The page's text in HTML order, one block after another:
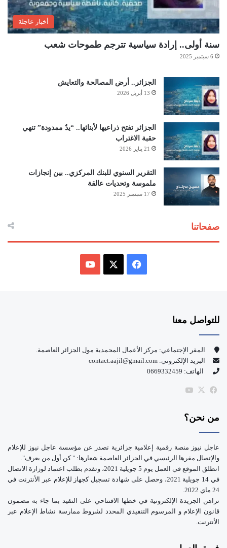
أخبار عاجلة
سنة أولى.. إرادة سياسية تترجم طموحات شعب
6 سبتمبر 2025
الجزائر.. أرض المصالحة والتعايش
13 أبريل 2026
الجزائر تفتح ذراعيها لأبنائها.. “يدٌ ممدودة” تنهي
حقبة الاغتراب
21 يناير 2026
التقرير السنوي للبنك المركزي.. بين إنجازات
ملموسة وتحديات عالقة
17 سبتمبر 2025
صفحاتنا
و
ك
للتواصل معنا
المقر الإجتماعي: مركز الأعمال المحمدية مول الجزائر العاصمة.
البريد الإلكتروني: contact.aajil@gmail.com
الهاتف: 0669332459
فيسبوك
‫X
من نحن؟
عاجل نيوز منصة رقمية إعلامية جزائرية تصدر عن مؤسسة عاجل نيوز للإعلام
والإتصال مقرها الرئيسي في الجزائر العاصمة شعارها: " كن أول من يعرف".
انطلق الموقع في العمل يوم 5 جويلية 2021، وتقدم بطلب اعتماد لوزارة الاتصال
في 14 جويلية 2021، وحصل على شهادة تسجيل كجهاز للإعلام عبر الأنترنت في
24 ماي 2022.
تراهن الجريدة الإلكترونية في خطها الافتتاحي على التقيد بما جاء به مضمون
قانون الإعلام و المرسوم التنفيذي المحدد لشروط ممارسة نشاط الإعلام عبر
الأنترنت.